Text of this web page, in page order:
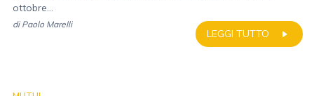
ottobre...
LEGGI TUTTO
di Paolo Marelli